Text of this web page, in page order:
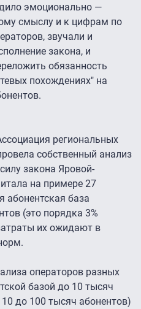
эмоционально —
смыслу и к цифрам по
звучали и
закона, и
обязанность
похождениях" на
региональных
собственный анализ
закона Яровой-
на примере 27
абонентская база
(это порядка 3%
их ожидают в
операторов разных
базой до 10 тысяч
до 100 тысяч абонентов)